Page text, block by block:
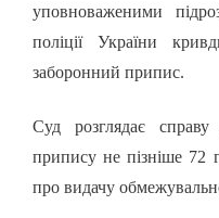
уповноваженими
поліції України
заборонний припис.
Суд розглядає
припису не пізніше 72
про видачу